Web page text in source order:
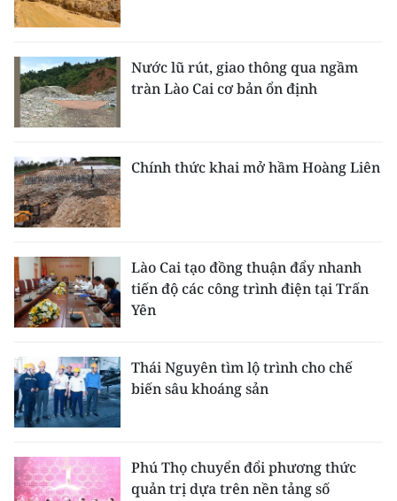
Nước lũ rút, giao thông qua ngầm
tràn Lào Cai cơ bản ổn định
Chính thức khai mở hầm Hoàng Liên
Lào Cai tạo đồng thuận đẩy nhanh
tiến độ các công trình điện tại Trấn
Yên
Thái Nguyên tìm lộ trình cho chế
biến sâu khoáng sản
Phú Thọ chuyển đổi phương thức
quản trị dựa trên nền tảng số